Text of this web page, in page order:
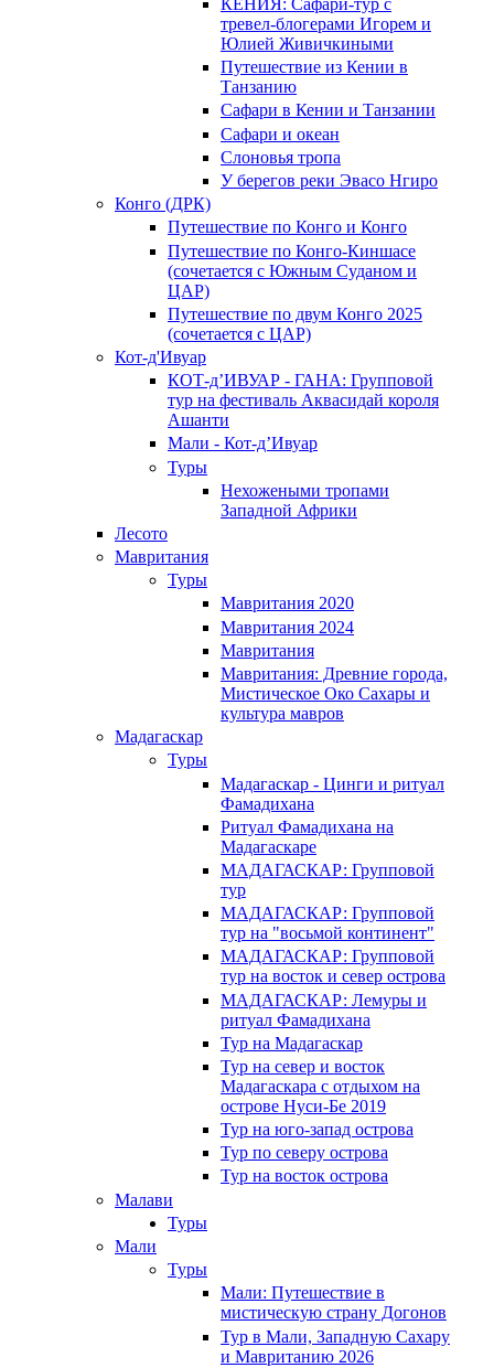
КЕНИЯ: Сафари-тур с
тревел-блогерами Игорем и
Юлией Живичкиными
Путешествие из Кении в
Танзанию
Сафари в Кении и Танзании
Сафари и океан
Слоновья тропа
У берегов реки Эвасо Нгиро
Конго (ДРК)
Путешествие по Конго и Конго
Путешествие по Конго-Киншасе
(сочетается с Южным Суданом и
ЦАР)
Путешествие по двум Конго 2025
(сочетается с ЦАР)
Кот-д'Ивуар
КОТ-д’ИВУАР - ГАНА: Групповой
тур на фестиваль Аквасидай короля
Ашанти
Мали - Кот-д’Ивуар
Туры
Нехожеными тропами
Западной Африки
Лесото
Мавритания
Туры
Мавритания 2020
Мавритания 2024
Мавритания
Мавритания: Древние города,
Мистическое Око Сахары и
культура мавров
Мадагаскар
Туры
Мадагаскар - Цинги и ритуал
Фамадихана
Ритуал Фамадихана на
Мадагаскаре
МАДАГАСКАР: Групповой
тур
МАДАГАСКАР: Групповой
тур на "восьмой континент"
МАДАГАСКАР: Групповой
тур на восток и север острова
МАДАГАСКАР: Лемуры и
ритуал Фамадихана
Тур на Мадагаскар
Тур на север и восток
Мадагаскара с отдыхом на
острове Нуси-Бе 2019
Тур на юго-запад острова
Тур по северу острова
Тур на восток острова
Малави
Туры
Мали
Туры
Мали: Путешествие в
мистическую страну Догонов
Тур в Мали, Западную Сахару
и Мавританию 2026